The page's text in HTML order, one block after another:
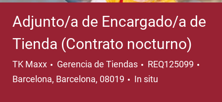
Adjunto/a de Encargado/a de
Tienda (Contrato nocturno)
TK Maxx Categoría
Gerencia de Tiendas REQ125099
Barcelona, Barcelona, 08019
In situ